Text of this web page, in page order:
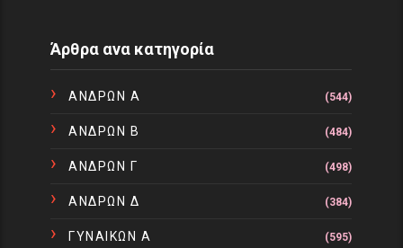
Άρθρα ανα κατηγορία
ΑΝΔΡΩΝ Α (544)
ΑΝΔΡΩΝ Β (484)
ΑΝΔΡΩΝ Γ (498)
ΑΝΔΡΩΝ Δ (384)
ΓΥΝΑΙΚΩΝ Α (595)